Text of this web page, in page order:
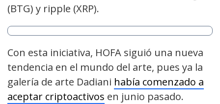
(BTG) y ripple (XRP).
Con esta iniciativa, HOFA siguió una nueva
tendencia en el mundo del arte, pues ya la
galería de arte Dadiani había comenzado a
aceptar criptoactivos en junio pasado.